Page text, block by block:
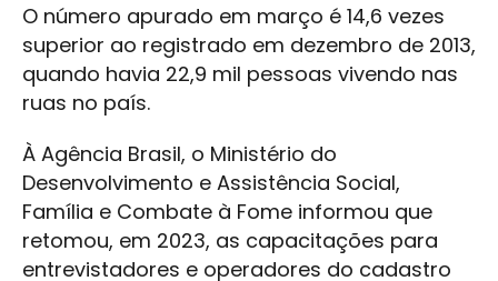
O número apurado em março é 14,6 vezes
superior ao registrado em dezembro de 2013,
quando havia 22,9 mil pessoas vivendo nas
ruas no país.
À Agência Brasil, o Ministério do
Desenvolvimento e Assistência Social,
Família e Combate à Fome informou que
retomou, em 2023, as capacitações para
entrevistadores e operadores do cadastro